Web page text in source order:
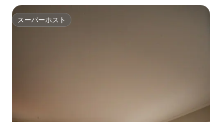
スーパーホスト
スーパーホスト